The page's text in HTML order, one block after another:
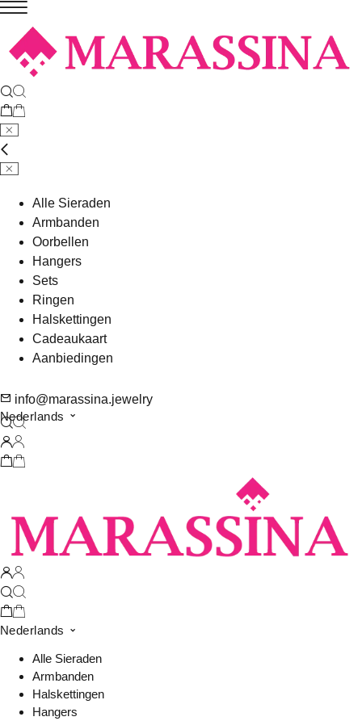
Alle Sieraden
Armbanden
Oorbellen
Hangers
Sets
Ringen
Halskettingen
Cadeaukaart
Aanbiedingen
info@marassina.jewelry
Nederlands
Nederlands
Alle Sieraden
Armbanden
Halskettingen
Hangers